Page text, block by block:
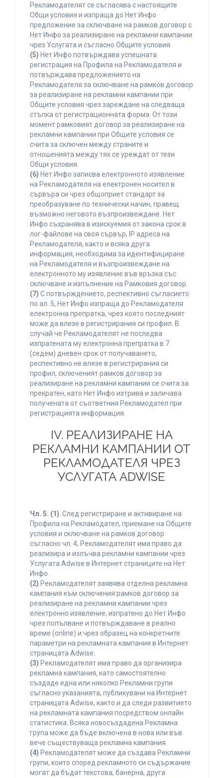
Рекламодателят се съгласява с настоящите
Общи условия и изпраща до Нет Инфо
предложение за сключване на рамков договор с
Нет Инфо за реализиране на рекламни кампании
чрез Услугата и съгласно Общите условия.
(5) Нет Инфо потвърждава успешната
регистрация на Профила на Рекламодателя и
потвърждава предложението на
Рекламодателя за сключване на рамков договор
за реализиране на рекламни кампании при
Общите условия чрез зареждане на следваща
стъпка от регистрационната форма. От този
момент рамковият договор за реализиране на
рекламни кампании при Общите условия се
счита за сключен между страните и
отношенията между тях се уреждат от тези
Общи условия.
(6) Нет Инфо записва електронното изявление
на Рекламодателя на електронен носител в
сървъра си чрез общоприет стандарт за
преобразуване по технически начин, правещ
възможно неговото възпроизвеждане. Нет
Инфо съхранява в изискуемия от закона срок в
лог-файлове на своя сървър, IP адреса на
Рекламодателя, както и всяка друга
информация, необходима за идентифициране
на Рекламодателя и възпроизвеждане на
електронното му изявление във връзка със
сключване и изпълнение на Рамковия договор.
(7) С потвърждението, респективно съгласието
по ал. 5, Нет Инфо изпраща до Рекламодателя
електронна препратка, чрез която последният
може да влезе в регистрирания си профил. В
случай че Рекламодателят не последва
изпратената му електронна препратка в 7
(седем) дневен срок от получаването,
респективно не влезе в регистрирания си
профил, сключеният рамков договор за
реализиране на рекламни кампании се счита за
прекратен, като Нет Инфо изтрива и заличава
получената от съответния Рекламодател при
регистрацията информация.
IV. РЕАЛИЗИРАНЕ НА
РЕКЛАМНИ КАМПАНИИ ОТ
РЕКЛАМОДАТЕЛЯ ЧРЕЗ
УСЛУГАТА ADWISE
Чл. 5. (1). След регистриране и активиране на
Профила на Рекламодател, приемане на Общите
условия и сключване на рамков договор
съгласно чл. 4, Рекламодателят има право да
реализира и излъчва рекламни кампании чрез
Услугата Adwise в Интернет страниците на Нет
Инфо.
(2) Рекламодателят заявява отделна рекламна
кампания към сключения рамков договор за
реализиране на рекламни кампании чрез
електронно изявление, изпратено до Нет Инфо
чрез попълване и потвърждаване в реално
време (online) и чрез образец на конкретните
параметри на рекламната кампания в Интернет
страницата Adwise.
(3) Рекламодателят има право да организира
рекламна кампания, като самостоятелно
създаде една или няколко Рекламни групи
съгласно указанията, публикувани на Интернет
страницата Adwise, както и да следи развитието
на рекламната кампания посредством онлайн
статистика. Всяка новосъздадена Рекламна
група може да бъде включена в нова или във
вече съществуваща рекламна кампания.
(4) Рекламодателят може да създава Рекламни
групи, които според рекламното си съдържание
могат да бъдат текстова, банерна, друга